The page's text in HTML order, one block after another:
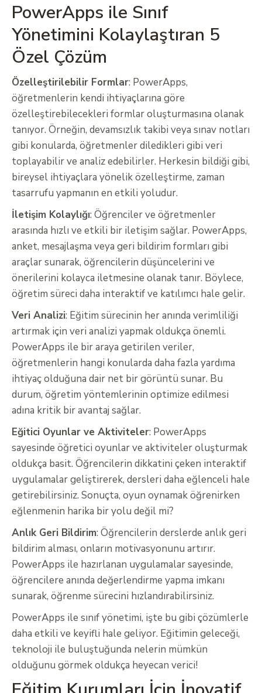
PowerApps ile Sınıf
Yönetimini Kolaylaştıran 5
Özel Çözüm
Özelleştirilebilir Formlar: PowerApps,
öğretmenlerin kendi ihtiyaçlarına göre
özelleştirebilecekleri formlar oluşturmasına olanak
tanıyor. Örneğin, devamsızlık takibi veya sınav notları
gibi konularda, öğretmenler diledikleri gibi veri
toplayabilir ve analiz edebilirler. Herkesin bildiği gibi,
bireysel ihtiyaçlara yönelik özelleştirme, zaman
tasarrufu yapmanın en etkili yoludur.
İletişim Kolaylığı: Öğrenciler ve öğretmenler
arasında hızlı ve etkili bir iletişim sağlar. PowerApps,
anket, mesajlaşma veya geri bildirim formları gibi
araçlar sunarak, öğrencilerin düşüncelerini ve
önerilerini kolayca iletmesine olanak tanır. Böylece,
öğretim süreci daha interaktif ve katılımcı hale gelir.
Veri Analizi: Eğitim sürecinin her anında verimliliği
artırmak için veri analizi yapmak oldukça önemli.
PowerApps ile bir araya getirilen veriler,
öğretmenlerin hangi konularda daha fazla yardıma
ihtiyaç olduğuna dair net bir görüntü sunar. Bu
durum, öğretim yöntemlerinin optimize edilmesi
adına kritik bir avantaj sağlar.
Eğitici Oyunlar ve Aktiviteler: PowerApps
sayesinde öğretici oyunlar ve aktiviteler oluşturmak
oldukça basit. Öğrencilerin dikkatini çeken interaktif
uygulamalar geliştirerek, dersleri daha eğlenceli hale
getirebilirsiniz. Sonuçta, oyun oynamak öğrenirken
eğlenmenin harika bir yolu değil mi?
Anlık Geri Bildirim: Öğrencilerin derslerde anlık geri
bildirim alması, onların motivasyonunu artırır.
PowerApps ile hazırlanan uygulamalar sayesinde,
öğrencilere anında değerlendirme yapma imkanı
sunarak, öğrenme sürecini hızlandırabilirsiniz.
PowerApps ile sınıf yönetimi, işte bu gibi çözümlerle
daha etkili ve keyifli hale geliyor. Eğitimin geleceği,
teknoloji ile buluştuğunda nelerin mümkün
olduğunu görmek oldukça heyecan verici!